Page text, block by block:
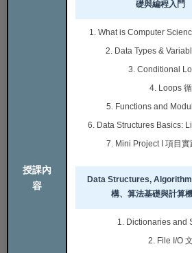
授課內
容
礎與編程入門
1. What is Computer
2. Data Types &
3. Conditional
4. Loops
5. Functions and
6. Data Structures Basics:
7. Mini Project I 項目
Data Structures,
構、算法基礎與計算
1. Dictionaries and
2. File I/O